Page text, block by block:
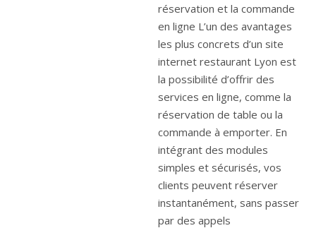
réservation et la commande
en ligne L’un des avantages
les plus concrets d’un site
internet restaurant Lyon est
la possibilité d’offrir des
services en ligne, comme la
réservation de table ou la
commande à emporter. En
intégrant des modules
simples et sécurisés, vos
clients peuvent réserver
instantanément, sans passer
par des appels